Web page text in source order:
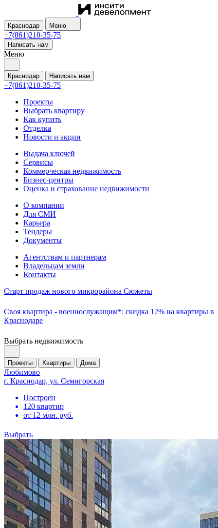
Краснодар Меню
+7(861)210-35-75
Написать нам
Меню
Краснодар Написать нам
+7(861)210-35-75
Проекты
Выбрать квартиру
Как купить
Отделка
Новости и акции
Выдача ключей
Сервисы
Коммерческая недвижимость
Бизнес-центры
Оценка и страхование недвижимости
О компании
Для СМИ
Карьера
Тендеры
Документы
Агентствам и партнерам
Владельцам земли
Контакты
Старт продаж нового микрорайона Сюжеты
Своя квартира - военнослужащим*: скидка 12% на квартиры в
Краснодаре
Выбрать недвижимость
Проекты Квартиры Дома
Любимово
г. Краснодар, ул. Семигорская
Построен
120 квартир
от 12 млн. руб.
Выбрать